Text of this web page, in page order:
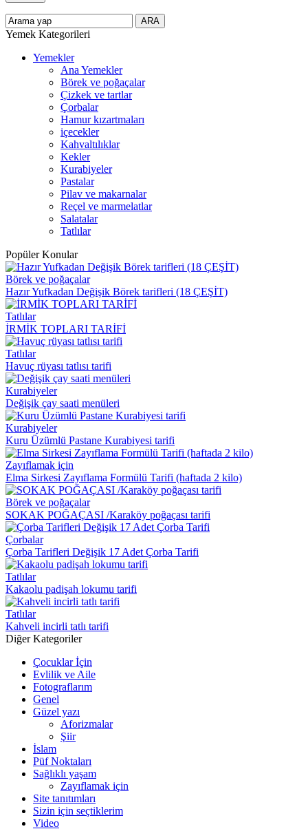
Yemek Kategorileri
Yemekler
Ana Yemekler
Börek ve poğaçalar
Çizkek ve tartlar
Çorbalar
Hamur kızartmaları
içecekler
Kahvaltılıklar
Kekler
Kurabiyeler
Pastalar
Pilav ve makarnalar
Reçel ve marmelatlar
Salatalar
Tatlılar
Popüler Konular
Börek ve poğaçalar
Hazır Yufkadan Değişik Börek tarifleri (18 ÇEŞİT)
Tatlılar
İRMİK TOPLARI TARİFİ
Tatlılar
Havuç rüyası tatlısı tarifi
Kurabiyeler
Değişik çay saati menüleri
Kurabiyeler
Kuru Üzümlü Pastane Kurabiyesi tarifi
Zayıflamak için
Elma Sirkesi Zayıflama Formülü Tarifi (haftada 2 kilo)
Börek ve poğaçalar
SOKAK POĞAÇASI /Karaköy poğaçası tarifi
Çorbalar
Çorba Tarifleri Değişik 17 Adet Çorba Tarifi
Tatlılar
Kakaolu padişah lokumu tarifi
Tatlılar
Kahveli incirli tatlı tarifi
Diğer Kategoriler
Çocuklar İçin
Evlilik ve Aile
Fotograflarım
Genel
Güzel yazı
Aforizmalar
Şiir
İslam
Püf Noktaları
Sağlıklı yaşam
Zayıflamak için
Site tanıtımları
Sizin için seçtiklerim
Video